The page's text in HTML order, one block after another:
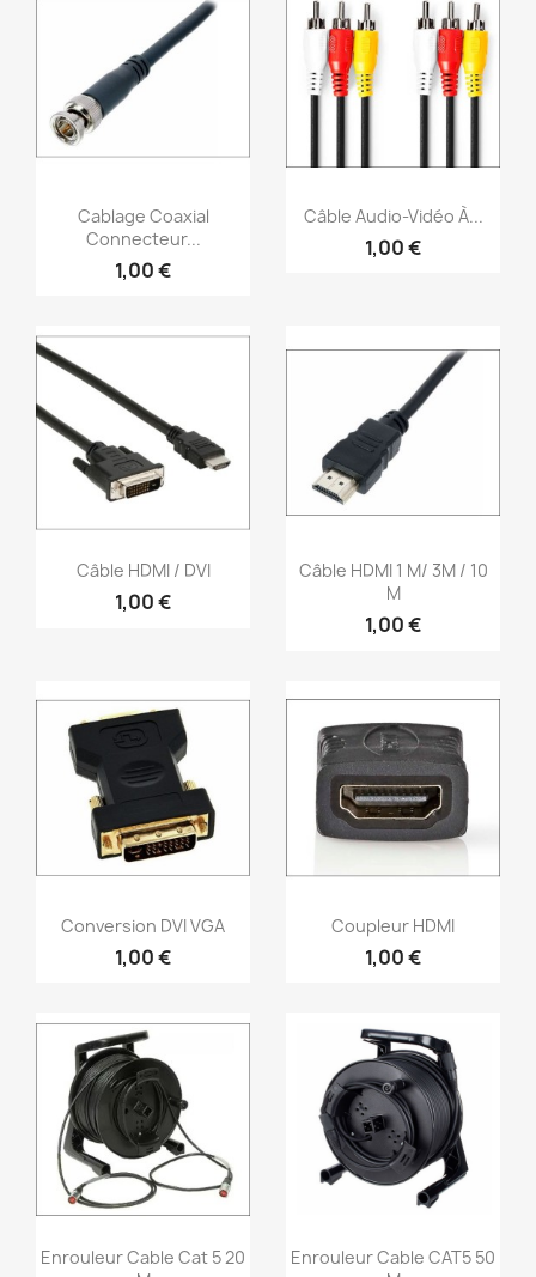
Aperçu rapide
Cablage Coaxial
Connecteur...
1,00 €
Aperçu rapide
Câble Audio-Vidéo À...
1,00 €
Aperçu rapide
Câble HDMI / DVI
1,00 €
Aperçu rapide
Câble HDMI 1 M/ 3M / 10
M
1,00 €
Aperçu rapide
Conversion DVI VGA
1,00 €
Aperçu rapide
Coupleur HDMI
1,00 €
Aperçu rapide
Enrouleur Cable Cat 5 20
Aperçu rapide
Enrouleur Cable CAT5 50